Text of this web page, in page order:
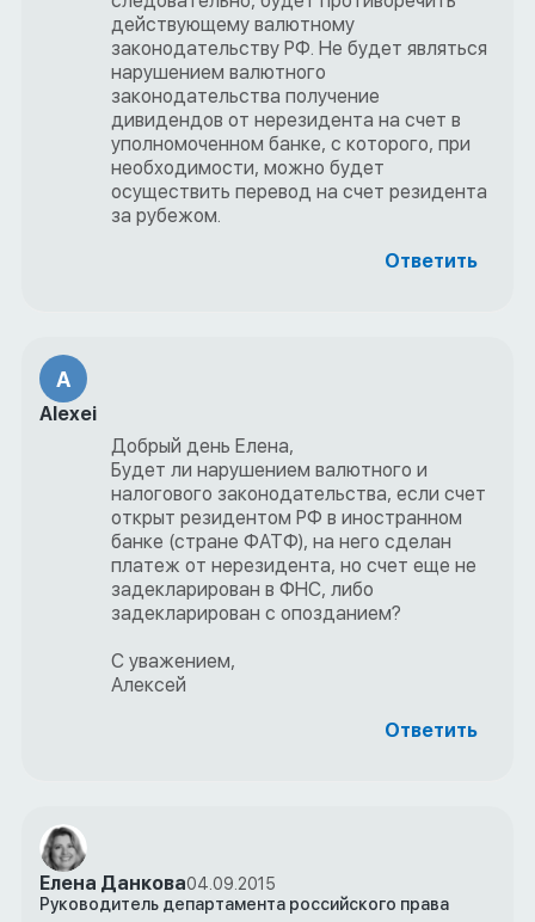
действующему валютному
законодательству РФ. Не будет являться
нарушением валютного
законодательства получение
дивидендов от нерезидента на счет в
уполномоченном банке, с которого, при
необходимости, можно будет
осуществить перевод на счет резидента
за рубежом.
Ответить
A
Alexei
Добрый день Елена,
Будет ли нарушением валютного и
налогового законодательства, если счет
открыт резидентом РФ в иностранном
банке (стране ФАТФ), на него сделан
платеж от нерезидента, но счет еще не
задекларирован в ФНС, либо
задекларирован с опозданием?
С уважением,
Алексей
Ответить
Елена Данкова04.09.2015
Руководитель департамента российского права